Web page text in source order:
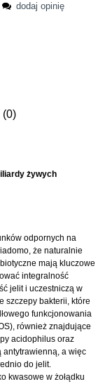
dodaj opinię
(0)
żywych
odpornych na
że naturalnie
mają kluczowe
integralność
jelit i uczestniczą w
szczepy bakterii, które
funkcjonowania
również znajdujące
acidophilus oraz
antytrawienną, a więc
do jelit.
kwasowe w żołądku